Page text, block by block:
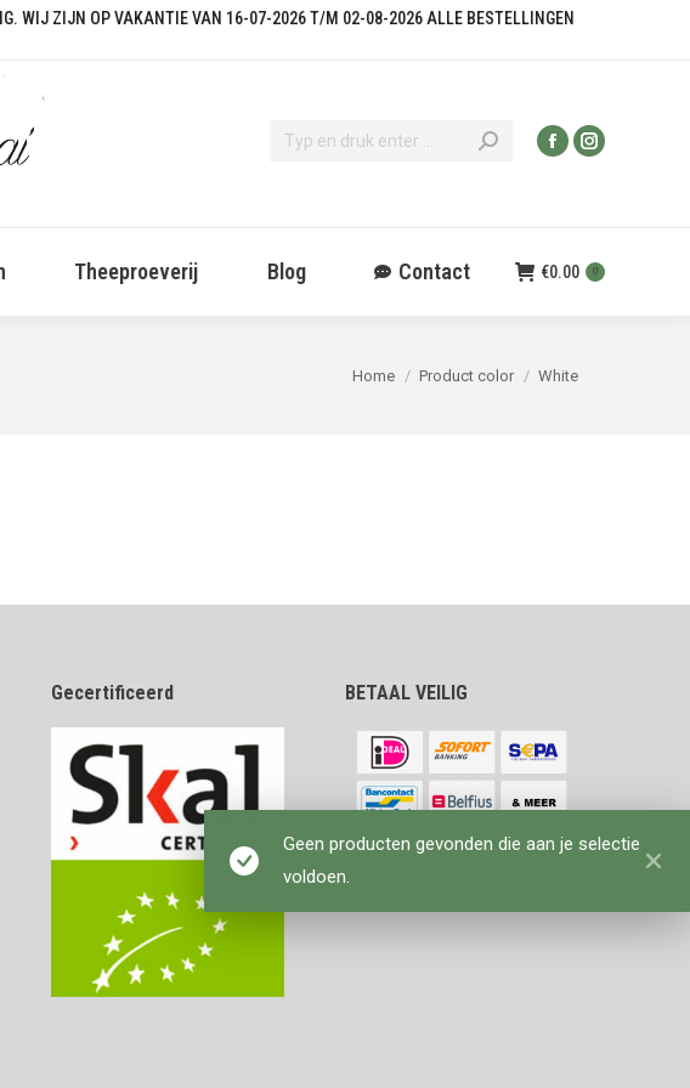
WIJ ZIJN OP VAKANTIE VAN 16-07-2026 T/M 02-08-2026 ALLE BESTELLINGEN
Theeproeverij Blog Contact €0.00 0
Je bent hier:
Home Product color White
Geen producten gevonden die aan je selectie
voldoen.
Gecertificeerd BETAAL VEILIG